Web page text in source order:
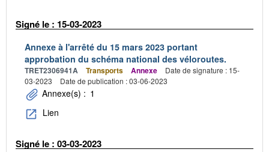
Signé le : 15-03-2023
Annexe à l'arrêté du 15 mars 2023 portant
approbation du schéma national des véloroutes.
TRET2306941A Transports Annexe
Date de signature : 15-
03-2023
Date de publication : 03-06-2023
Annexe(s) : 1
Lien
Signé le : 03-03-2023